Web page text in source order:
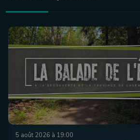
5 août 2026 à 19:00